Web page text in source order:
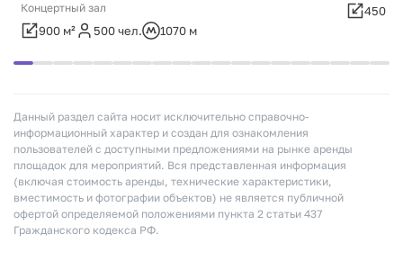
Концертный зал
900 м² 500 чел. 1070 м
450 м²
Данный раздел сайта носит исключительно справочно-
информационный характер и создан для ознакомления
пользователей с доступными предложениями на рынке аренды
площадок для мероприятий. Вся представленная информация
(включая стоимость аренды, технические характеристики,
вместимость и фотографии объектов) не является публичной
офертой определяемой положениями пункта 2 статьи 437
Гражданского кодекса РФ.